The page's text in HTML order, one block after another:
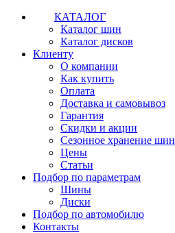
КАТАЛОГ
Каталог шин
Каталог дисков
Клиенту
О компании
Как купить
Оплата
Доставка и самовывоз
Гарантия
Скидки и акции
Сезонное хранение шин
Цены
Статьи
Подбор по параметрам
Шины
Диски
Подбор по автомобилю
Контакты